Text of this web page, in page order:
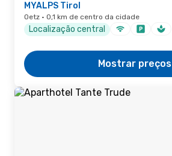
MYALPS Tirol
Oetz · 0,1 km de centro da cidade
Localização central
Mostrar preços